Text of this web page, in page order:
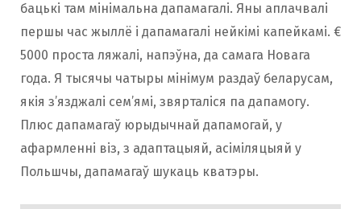
бацькі там мінімальна дапамагалі. Яны аплачвалі
першы час жыллё і дапамагалі нейкімі капейкамі. €
5000 проста ляжалі, напэўна, да самага Новага
года. Я тысячы чатыры мінімум раздаў беларусам,
якія з’язджалі сем’ямі, звярталіся па дапамогу.
Плюс дапамагаў юрыдычнай дапамогай, у
афармленні віз, з адаптацыяй, асіміляцыяй у
Польшчы, дапамагаў шукаць кватэры.